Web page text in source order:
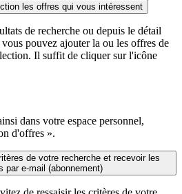
les offres qui vous intéressent
de recherche ou depuis le détail
pouvez ajouter la ou les offres de
Il suffit de cliquer sur l'icône
dans votre espace personnel,
d'offres ».
de votre recherche et recevoir les
par e-mail (abonnement)